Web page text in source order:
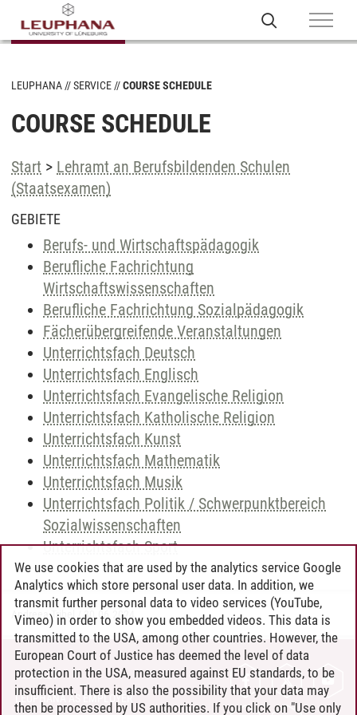
LEUPHANA SERVICE COURSE SCHEDULE
COURSE SCHEDULE
Start > Lehramt an Berufsbildenden Schulen
(Staatsexamen)
GEBIETE
Berufs- und Wirtschaftspädagogik
Berufliche Fachrichtung
Wirtschaftswissenschaften
Berufliche Fachrichtung Sozialpädagogik
Fächerübergreifende Veranstaltungen
Unterrichtsfach Deutsch
Unterrichtsfach Englisch
Unterrichtsfach Evangelische Religion
Unterrichtsfach Katholische Religion
Unterrichtsfach Kunst
Unterrichtsfach Mathematik
Unterrichtsfach Musik
Unterrichtsfach Politik / Schwerpunktbereich
Sozialwissenschaften
Unterrichtsfach Sport
Andreea Tribel 30.06.2024
CONTACT
LEUPHANA AS EMPLOYER
We use cookies that are used by the analytics service Google
Analytics which store personal user data. In addition, we
transmit further personal data to video services (YouTube,
Vimeo) in order to show you embedded videos. This data is
transmitted to the USA, among other countries. However, the
European Court of Justice has deemed the level of data
protection in the USA, measured against EU standards, to be
insufficient. There is also the possibility that your data may
then be processed by US authorities. If you click on "Use only